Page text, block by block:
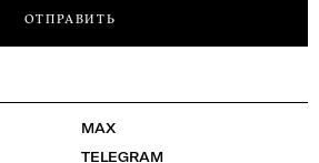
ОТПРАВИТЬ
MAX
TELEGRAM